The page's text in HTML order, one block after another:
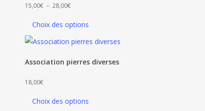
Choix des options
15,00€ – 28,00€Plage
prix :
15,00€
Choix des options
Association pierres diverses
18,00€